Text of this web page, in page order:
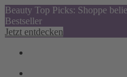
Beauty Top Picks: Shoppe
Bestseller
Jetzt entdecken